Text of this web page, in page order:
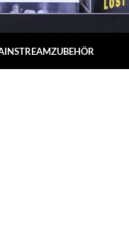
ZUBEHÖR